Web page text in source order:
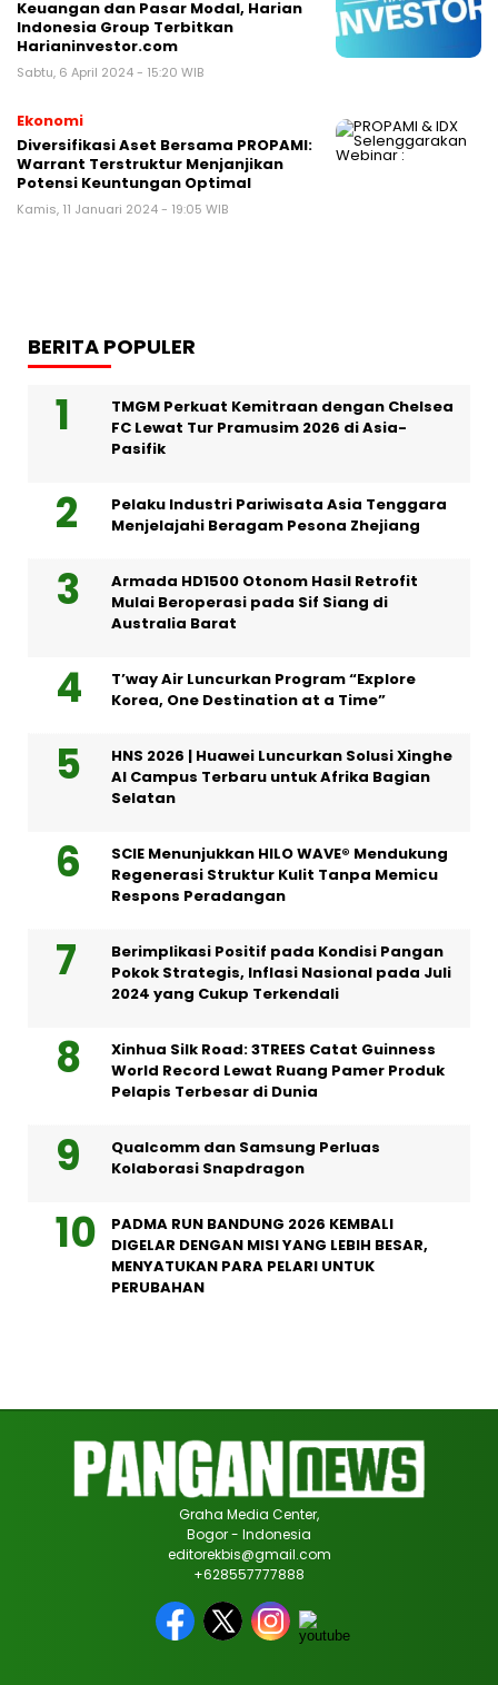
Keuangan dan Pasar Modal, Harian
Indonesia Group Terbitkan
Harianinvestor.com
Sabtu, 6 April 2024 - 15:20 WIB
Ekonomi
Diversifikasi Aset Bersama PROPAMI:
Warrant Terstruktur Menjanjikan
Potensi Keuntungan Optimal
Kamis, 11 Januari 2024 - 19:05 WIB
BERITA POPULER
TMGM Perkuat Kemitraan dengan Chelsea
FC Lewat Tur Pramusim 2026 di Asia-
Pasifik
Pelaku Industri Pariwisata Asia Tenggara
Menjelajahi Beragam Pesona Zhejiang
Armada HD1500 Otonom Hasil Retrofit
Mulai Beroperasi pada Sif Siang di
Australia Barat
T’way Air Luncurkan Program “Explore
Korea, One Destination at a Time”
HNS 2026 | Huawei Luncurkan Solusi Xinghe
AI Campus Terbaru untuk Afrika Bagian
Selatan
SCIE Menunjukkan HILO WAVE® Mendukung
Regenerasi Struktur Kulit Tanpa Memicu
Respons Peradangan
Berimplikasi Positif pada Kondisi Pangan
Pokok Strategis, Inflasi Nasional pada Juli
2024 yang Cukup Terkendali
Xinhua Silk Road: 3TREES Catat Guinness
World Record Lewat Ruang Pamer Produk
Pelapis Terbesar di Dunia
Qualcomm dan Samsung Perluas
Kolaborasi Snapdragon
PADMA RUN BANDUNG 2026 KEMBALI
DIGELAR DENGAN MISI YANG LEBIH BESAR,
MENYATUKAN PARA PELARI UNTUK
PERUBAHAN
Graha Media Center,
Bogor - Indonesia
editorekbis@gmail.com
+628557777888